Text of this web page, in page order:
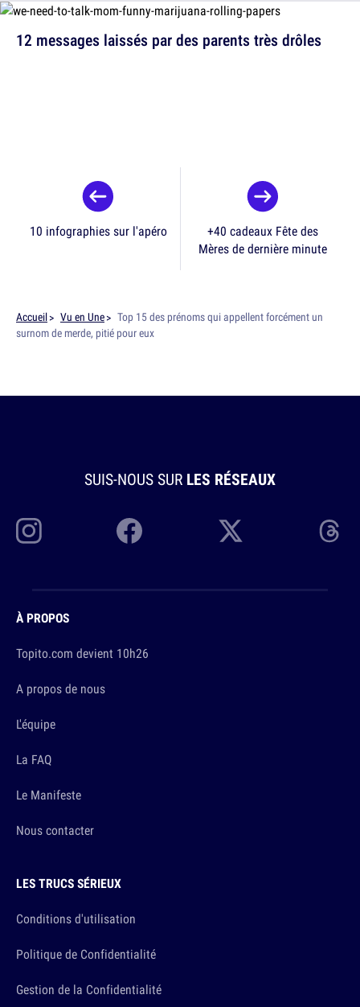
12 messages laissés par des parents très drôles
10 infographies sur l'apéro
+40 cadeaux Fête des
Mères de dernière minute
Accueil Vu en Une
Top 15 des prénoms qui appellent forcément un
surnom de merde, pitié pour eux
SUIS-NOUS SUR LES RÉSEAUX
À PROPOS
Topito.com devient 10h26
A propos de nous
L'équipe
La FAQ
Le Manifeste
Nous contacter
LES TRUCS SÉRIEUX
Conditions d'utilisation
Politique de Confidentialité
Gestion de la Confidentialité